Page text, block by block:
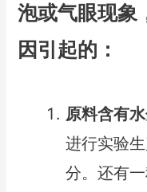
泡或气眼现象
因引起的：
原料含有
进行实验
分。还有